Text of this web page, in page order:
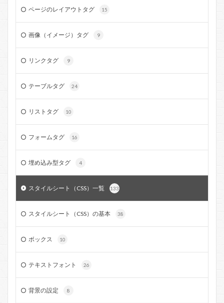
ページのレイアウトタグ 15
画像（イメージ）タグ 9
リンクタグ 9
テーブルタグ 24
リストタグ 10
フォームタグ 16
埋め込み型タグ 4
スタイルシート（CSS）一覧 133
スタイルシート（CSS）の基本 38
ボックス 10
テキストフォント 26
背景の設定 8